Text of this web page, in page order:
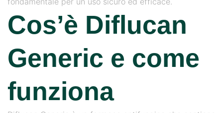
Cos’è Diflucan
Generic e come
funziona